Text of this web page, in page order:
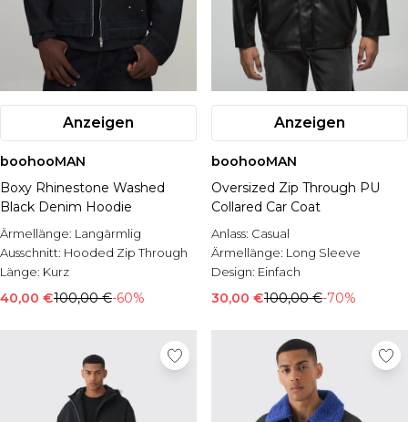
Anzeigen
boohooMAN
Boxy Rhinestone Washed
Black Denim Hoodie
Ärmellänge: Langärmlig
Ausschnitt: Hooded Zip Through
Länge: Kurz
40,00 €100,00 €-60%
Anzeigen
boohooMAN
Oversized Zip Through PU
Collared Car Coat
Anlass: Casual
Ärmellänge: Long Sleeve
Design: Einfach
30,00 €100,00 €-70%